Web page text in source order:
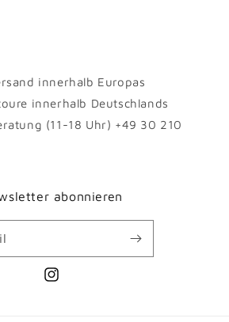
innerhalb Europas
innerhalb Deutschlands
(11-18 Uhr) +49 30 210
abonnieren
Instagram